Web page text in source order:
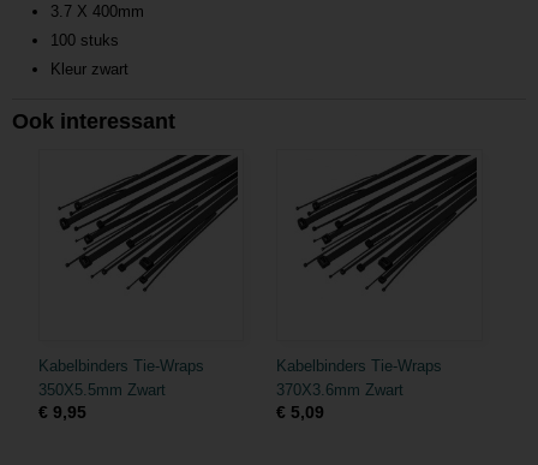
3.7 X 400mm
100 stuks
Kleur zwart
Ook interessant
Kabelbinders Tie-Wraps
350X5.5mm Zwart
€ 9,95
Kabelbinders Tie-Wraps
370X3.6mm Zwart
€ 5,09